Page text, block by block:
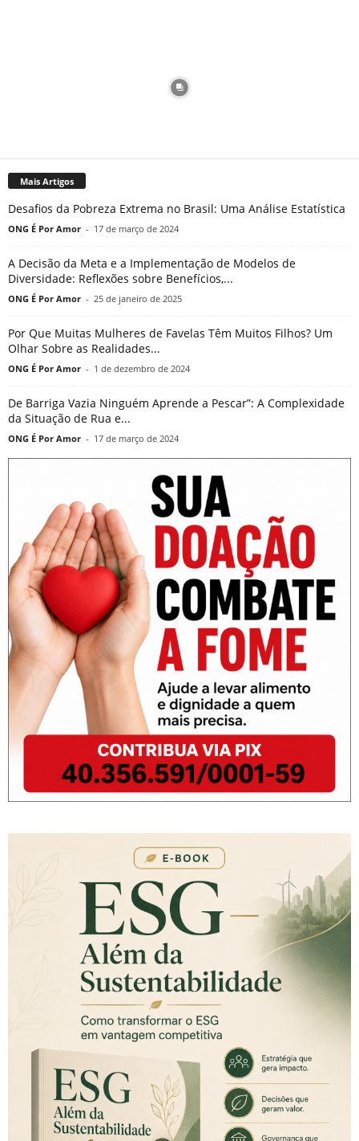
Mais Artigos
Desafios da Pobreza Extrema no Brasil: Uma Análise Estatística
ONG É Por Amor - 17 de março de 2024
A Decisão da Meta e a Implementação de Modelos de
Diversidade: Reflexões sobre Benefícios,...
ONG É Por Amor - 25 de janeiro de 2025
Por Que Muitas Mulheres de Favelas Têm Muitos Filhos? Um
Olhar Sobre as Realidades...
ONG É Por Amor - 1 de dezembro de 2024
De Barriga Vazia Ninguém Aprende a Pescar”: A Complexidade
da Situação de Rua e...
ONG É Por Amor - 17 de março de 2024